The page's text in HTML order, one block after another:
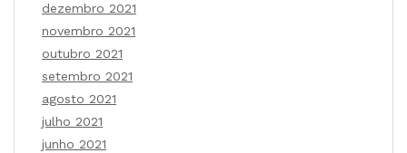
dezembro 2021
novembro 2021
outubro 2021
setembro 2021
agosto 2021
julho 2021
junho 2021